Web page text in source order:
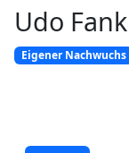
Udo
Eigener Nachwuchs